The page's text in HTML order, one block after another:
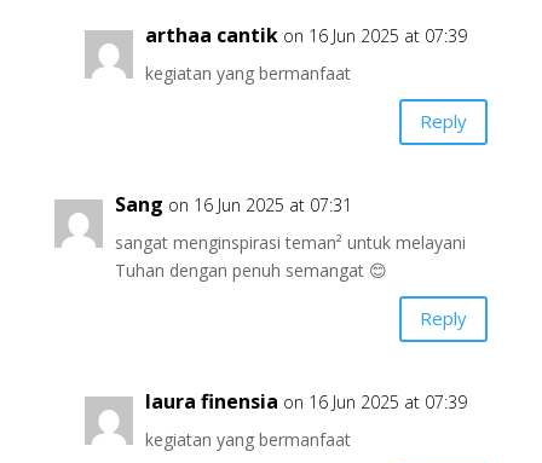
arthaa cantik on 16 Jun 2025 at 07:39
kegiatan yang bermanfaat
Reply
Sang on 16 Jun 2025 at 07:31
sangat menginspirasi teman² untuk melayani
Tuhan dengan penuh semangat 😊
Reply
laura finensia on 16 Jun 2025 at 07:39
kegiatan yang bermanfaat